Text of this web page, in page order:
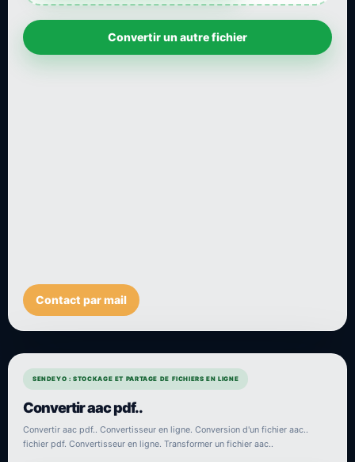
Convertir un autre fichier
Contact par mail
SENDEYO : STOCKAGE ET PARTAGE DE FICHIERS EN LIGNE
Convertir aac pdf..
Convertir aac pdf.. Convertisseur en ligne. Conversion d'un fichier aac..
fichier pdf. Convertisseur en ligne. Transformer un fichier aac..